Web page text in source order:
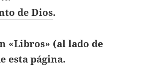
de Dios.
«Libros» (al lado de
esta página.